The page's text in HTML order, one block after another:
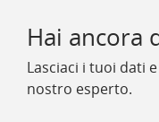
Hai ancora
Lasciaci i tuoi dati
nostro esperto.